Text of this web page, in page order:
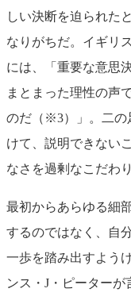
しい決断を迫られた
なりがちだ。イギリ
には、「重要な意思
まとまった理性の声
のだ（※3）」。二の
けて、説明できない
なさを過剰なこだわ
最初からあらゆる細
するのではなく、自
一歩を踏み出すよう
ンス・J・ピーター